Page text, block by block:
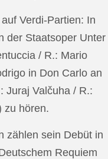
Verdi-Partien: In
der Staatsoper Unter
/ R.: Mario
in Don Carlo an
Juraj Valčuha / R.:
zu hören.
zählen sein Debüt in
Requiem